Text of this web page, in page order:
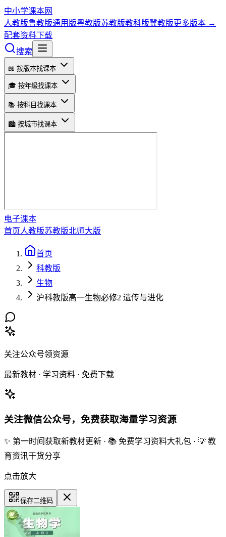
中小学课本网
人教版鲁教版通用版粤教版苏教版教科版冀教版更多版本 →
配套资料下载
搜索
📖 按版本找课本
🎓 按年级找课本
📚 按科目找课本
🏙️ 按城市找课本
电子课本
首页人教版苏教版北师大版
首页
科教版
生物
沪科教版高一生物必修2 遗传与进化
关注公众号领资源
最新教材 · 学习资料 · 免费下载
关注微信公众号，免费获取海量学习资源
✨ 第一时间获取新教材更新 · 📚 免费学习资料大礼包 · 💡 教
育资讯干货分享
点击放大
保存二维码